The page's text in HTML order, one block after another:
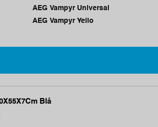
AEG Vampyr Universal
AEG Vampyr Yello
Blå